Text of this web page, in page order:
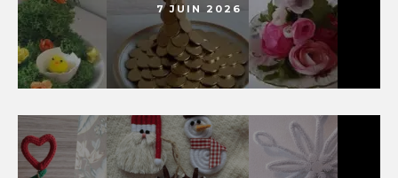
7 JUIN 2026